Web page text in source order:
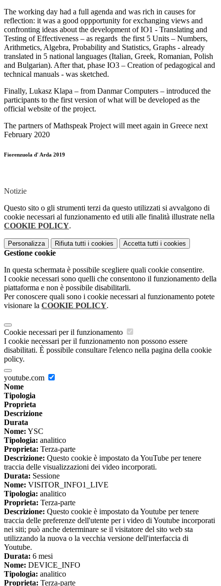
The working day had a full agenda and was rich in causes for
reflection: it was a good oppportunity for exchanging views and
confronting ideas about the development of IO1 - Translating and
Testing of Effectiveness – as regards the first 5 Units – Numbers,
Arithmetics, Algebra, Probability and Statistics, Graphs - already
translated in 5 national languages (Italian, Greek, Romanian, Polish
and Bulgarian). After that, phase IO3 – Creation of pedagogical and
technical manuals - was sketched.
Finally, Lukasz Klapa – from Danmar Computers – introduced the
participants to the first version of what will be developed as the
official website of the project.
The partners of Mathspeak Project will meet again in Greece next
February 2020
Fiorenzuola d' Arda 2019
Notizie
Questo sito o gli strumenti terzi da questo utilizzati si avvalgono di
cookie necessari al funzionamento ed utili alle finalità illustrate nella
COOKIE POLICY.
Personalizza Rifiuta tutti i cookies Accetta tutti i cookies
Gestione cookie
In questa schermata è possibile scegliere quali cookie consentire.
I cookie necessari sono quelli che consentono il funzionamento della
piattaforma e non è possibile disabilitarli.
Per conoscere quali sono i cookie necessari al funzionamento potete
visionare la COOKIE POLICY.
Cookie necessari per il funzionamento
I cookie necessari per il funzionamento non possono essere
disabilitati. È possibile consultare l'elenco nella pagina della cookie
policy.
youtube.com
Nome
Tipologia
Proprieta
Descrizione
Durata
Nome: YSC
Tipologia: analitico
Proprieta: Terza-parte
Descrizione: Questo cookie è impostato da YouTube per tenere
traccia delle visualizzazioni dei video incorporati.
Durata: Sessione
Nome: VISITOR_INFO1_LIVE
Tipologia: analitico
Proprieta: Terza-parte
Descrizione: Questo cookie è impostato da Youtube per tenere
traccia delle preferenze dell'utente per i video di Youtube incorporati
nei siti; può anche determinare se il visitatore del sito web sta
utilizzando la nuova o la vecchia versione dell'interfaccia di
Youtube.
Durata: 6 mesi
Nome: DEVICE_INFO
Tipologia: analitico
Proprieta: Terza-parte